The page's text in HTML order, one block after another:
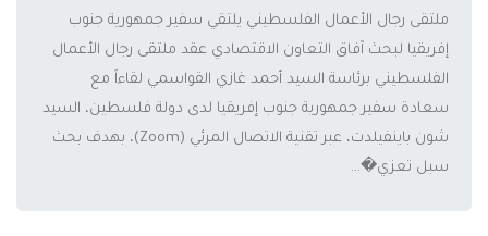
ملتقى رجال الأعمال الفلسطيني يلتقي سفير جمهورية جنوب
إفريقيا لبحث آفاق التعاون الاقتصادي عقد ملتقى رجال الأعمال
الفلسطيني برئاسة السيد أحمد غازي القواسمي لقاءاً مع
سعادة سفير جمهورية جنوب إفريقيا لدى دولة فلسطين، السيد
شون باينفيلدت، عبر تقنية الاتصال المرئي (Zoom)، بهدف بحث
سبل تعزي�...